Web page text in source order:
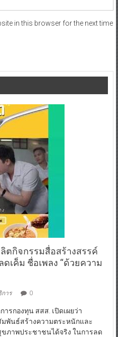
in this browser for the next time
ตกิจกรรมสื่อสร้างสรรค์
เค็ม ชื่อเพลง “ด้วยความ
าร 0
ารกองทุน สสส. เปิดเผยว่า
พันธ์สร้างความตระหนักและ
ภาพประชาชนได้จริง ในการลด